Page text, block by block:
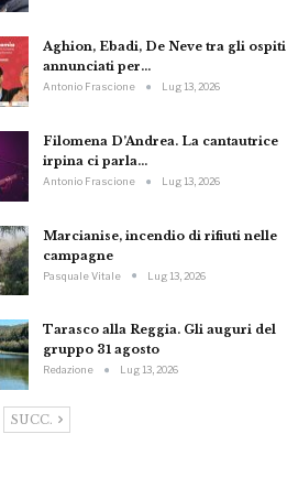
Aghion, Ebadi, De Neve tra gli ospiti
annunciati per…
Antonio Frascione Lug 13, 2026
Filomena D’Andrea. La cantautrice
irpina ci parla…
Antonio Frascione Lug 13, 2026
Marcianise, incendio di rifiuti nelle
campagne
Pasquale Vitale Lug 13, 2026
Tarasco alla Reggia. Gli auguri del
gruppo 31 agosto
Redazione Lug 13, 2026
SUCC.